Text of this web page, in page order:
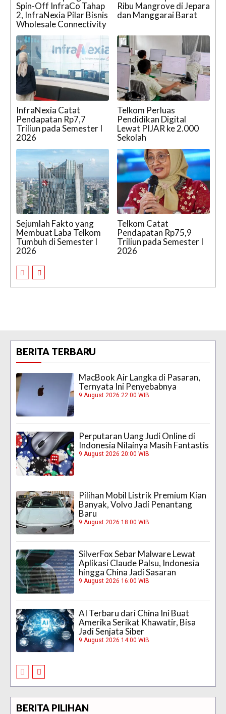
Spin-Off InfraCo Tahap
2, InfraNexia Pilar Bisnis
Wholesale Connectivity
Ribu Mangrove di Jepara
dan Manggarai Barat
InfraNexia Catat
Pendapatan Rp7,7
Triliun pada Semester I
2026
Telkom Perluas
Pendidikan Digital
Lewat PIJAR ke 2.000
Sekolah
Sejumlah Fakto yang
Membuat Laba Telkom
Tumbuh di Semester I
2026
Telkom Catat
Pendapatan Rp75,9
Triliun pada Semester I
2026
BERITA TERBARU
MacBook Air Langka di Pasaran,
Ternyata Ini Penyebabnya
9 August 2026 22:00 WIB
Perputaran Uang Judi Online di
Indonesia Nilainya Masih Fantastis
9 August 2026 20:00 WIB
Pilihan Mobil Listrik Premium Kian
Banyak, Volvo Jadi Penantang
Baru
9 August 2026 18:00 WIB
SilverFox Sebar Malware Lewat
Aplikasi Claude Palsu, Indonesia
hingga China Jadi Sasaran
9 August 2026 16:00 WIB
AI Terbaru dari China Ini Buat
Amerika Serikat Khawatir, Bisa
Jadi Senjata Siber
9 August 2026 14:00 WIB
BERITA PILIHAN